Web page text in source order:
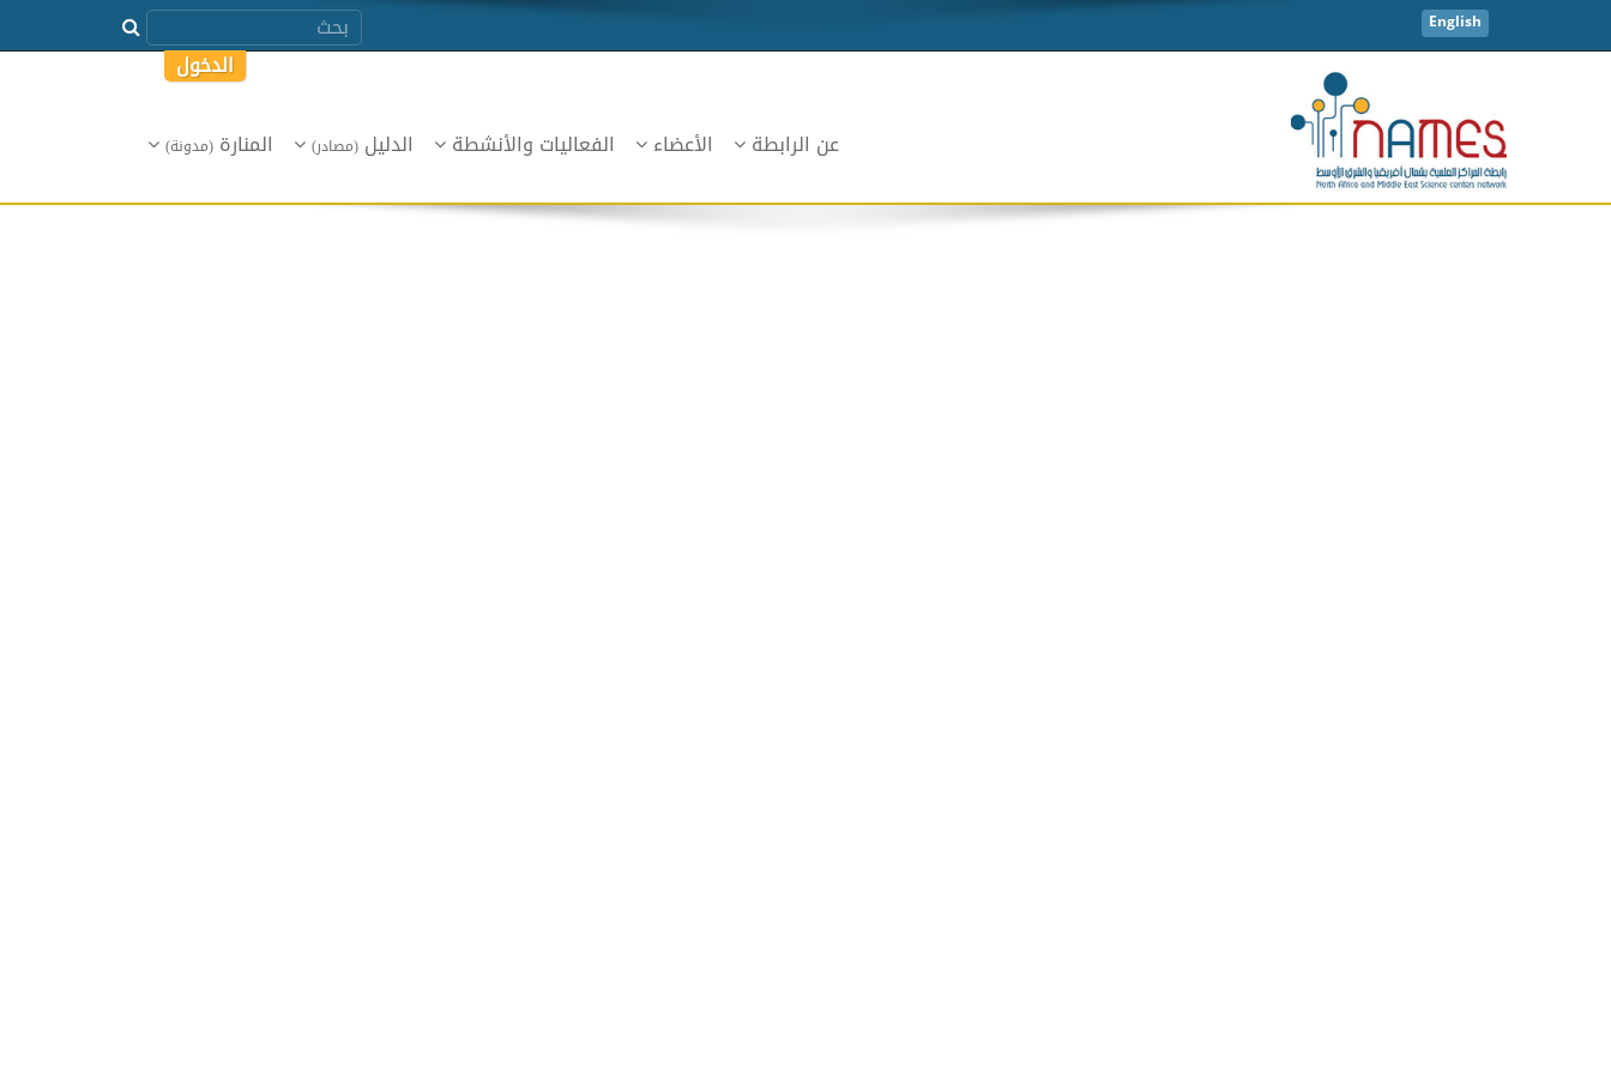
English
الدخول
عن الرابطة الأعضاء الفعاليات والأنشطة الدليل (مصادر) المنارة (مدونة)